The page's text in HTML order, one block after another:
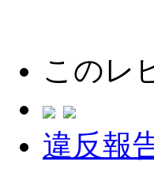
このレ
違反報